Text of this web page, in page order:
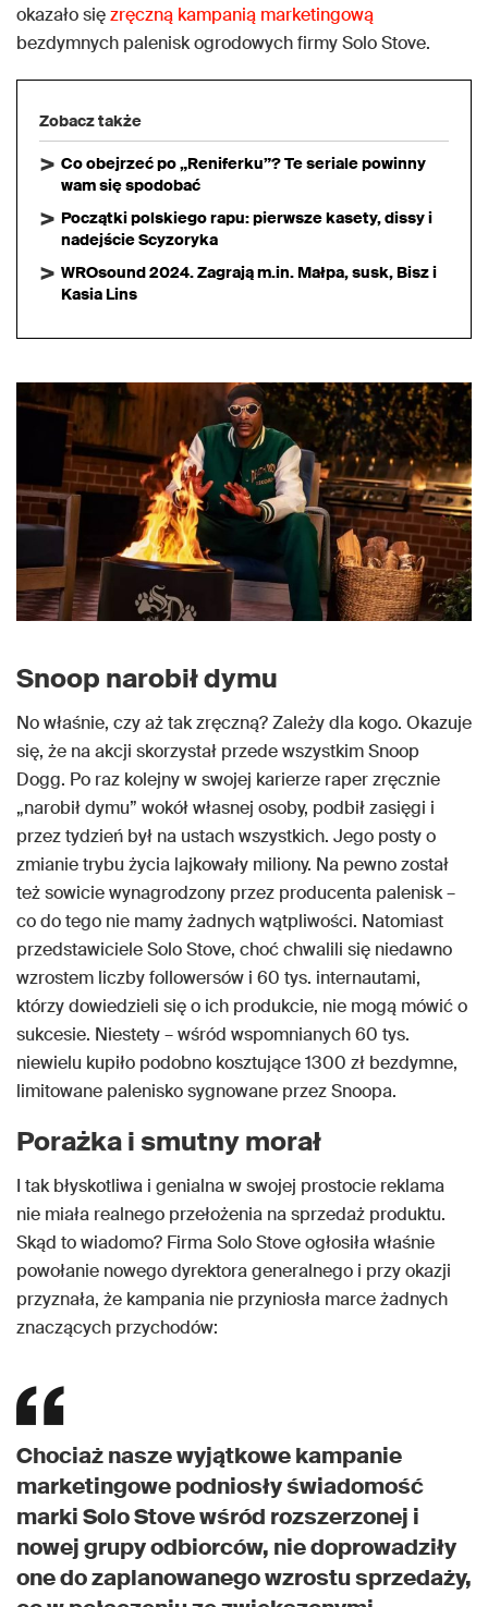
okazało sięzręczną kampanią marketingową
bezdymnych palenisk ogrodowych firmy Solo Stove.
Zobacz także
Co obejrzeć po „Reniferku”? Te seriale powinny
wam się spodobać
Początki polskiego rapu: pierwsze kasety, dissy i
nadejście Scyzoryka
WROsound 2024. Zagrają m.in. Małpa, susk, Bisz i
Kasia Lins
Snoop narobił dymu
No właśnie, czy aż tak zręczną? Zależy dla kogo. Okazuje
się, że na akcji skorzystał przede wszystkim Snoop
Dogg. Po raz kolejny w swojej karierze raper zręcznie
„narobił dymu” wokół własnej osoby, podbił zasięgi i
przez tydzień był na ustach wszystkich. Jego posty o
zmianie trybu życia lajkowały miliony. Na pewno został
też sowicie wynagrodzony przez producenta palenisk –
co do tego nie mamy żadnych wątpliwości. Natomiast
przedstawiciele Solo Stove, choć chwalili się niedawno
wzrostem liczby followersów i 60 tys. internautami,
którzy dowiedzieli się o ich produkcie, nie mogą mówić o
sukcesie. Niestety – wśród wspomnianych 60 tys.
niewielu kupiło podobno kosztujące 1300 zł bezdymne,
limitowane palenisko sygnowane przez Snoopa.
Porażka i smutny morał
I tak błyskotliwa i genialna w swojej prostocie reklama
nie miała realnego przełożenia na sprzedaż produktu.
Skąd to wiadomo? Firma Solo Stove ogłosiła właśnie
powołanie nowego dyrektora generalnego i przy okazji
przyznała, że kampania nie przyniosła marce żadnych
znaczących przychodów:
Chociaż nasze wyjątkowe kampanie
marketingowe podniosły świadomość
marki Solo Stove wśród rozszerzonej i
nowej grupy odbiorców, nie doprowadziły
one do zaplanowanego wzrostu sprzedaży,